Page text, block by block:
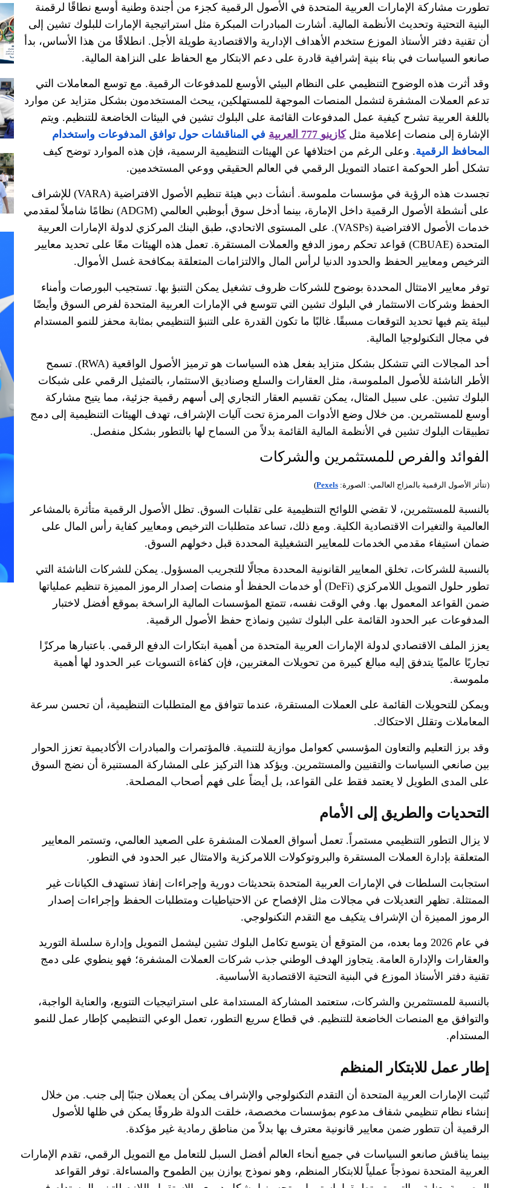
تطورت مشاركة الإمارات العربية المتحدة في الأصول الرقمية كجزء من أجندة وطنية أوسع نطاقًا لرقمنة
البنية التحتية وتحديث الأنظمة المالية. أشارت المبادرات المبكرة مثل استراتيجية الإمارات للبلوك تشين إلى
أن تقنية دفتر الأستاذ الموزع ستخدم الأهداف الإدارية والاقتصادية طويلة الأجل. انطلاقًا من هذا الأساس، بدأ
صانعو السياسات في بناء بنية إشرافية قادرة على دعم الابتكار مع الحفاظ على النزاهة المالية.
وقد أثرت هذه الوضوح التنظيمي على النظام البيئي الأوسع للمدفوعات الرقمية. مع توسع المعاملات التي
تدعم العملات المشفرة لتشمل المنصات الموجهة للمستهلكين، يبحث المستخدمون بشكل متزايد عن موارد
باللغة العربية تشرح كيفية عمل المدفوعات القائمة على البلوك تشين في البيئات الخاضعة للتنظيم. ويتم
الإشارة إلى منصات إعلامية مثلكازينو 777 العربية في المناقشات حول توافق المدفوعات واستخدام
المحافظ الرقمية. وعلى الرغم من اختلافها عن الهيئات التنظيمية الرسمية، فإن هذه الموارد توضح كيف
تشكل أطر الحوكمة اعتماد التمويل الرقمي في العالم الحقيقي ووعي المستخدمين.
تجسدت هذه الرؤية في مؤسسات ملموسة. أنشأت دبي هيئة تنظيم الأصول الافتراضية (VARA)
للإشراف
على أنشطة الأصول الرقمية داخل الإمارة، بينما أدخل سوق أبوظبي العالمي (ADGM)
نظامًا شاملاً لمقدمي
خدمات الأصول الافتراضية (VASPs).
على المستوى الاتحادي، طبق البنك المركزي لدولة الإمارات العربية
المتحدة (CBUAE) قواعد تحكم رموز الدفع والعملات المستقرة. تعمل هذه الهيئات معًا على تحديد معايير
الترخيص ومعايير الحفظ والحدود الدنيا لرأس المال والالتزامات المتعلقة بمكافحة غسل الأموال.
توفر معايير الامتثال المحددة بوضوح للشركات ظروف تشغيل يمكن التنبؤ بها. تستجيب البورصات وأمناء
الحفظ وشركات الاستثمار في البلوك تشين التي تتوسع في الإمارات العربية المتحدة لفرص السوق وأيضًا
لبيئة يتم فيها تحديد التوقعات مسبقًا. غالبًا ما تكون القدرة على التنبؤ التنظيمي بمثابة محفز للنمو المستدام
في مجال التكنولوجيا المالية.
أحد المجالات التي تتشكل بشكل متزايد بفعل هذه السياسات هو ترميز الأصول الواقعية (RWA).
تسمح
الأطر الناشئة للأصول الملموسة، مثل العقارات والسلع وصناديق الاستثمار، بالتمثيل الرقمي على شبكات
البلوك تشين. على سبيل المثال، يمكن تقسيم العقار التجاري إلى أسهم رقمية جزئية، مما يتيح مشاركة
أوسع للمستثمرين. من خلال وضع الأدوات المرمزة تحت آليات الإشراف، تهدف الهيئات التنظيمية إلى دمج
تطبيقات البلوك تشين في الأنظمة المالية القائمة بدلاً من السماح لها بالتطور بشكل منفصل.
الفوائد والفرص للمستثمرين والشركات
(تتأثر الأصول الرقمية بالمزاج العالمي: الصورة:
Pexels
)
بالنسبة للمستثمرين، لا تقضي اللوائح التنظيمية على تقلبات السوق. تظل الأصول الرقمية متأثرة بالمشاعر
العالمية والتغيرات الاقتصادية الكلية. ومع ذلك، تساعد متطلبات الترخيص ومعايير كفاية رأس المال على
ضمان استيفاء مقدمي الخدمات للمعايير التشغيلية المحددة قبل دخولهم السوق.
بالنسبة للشركات، تخلق المعايير القانونية المحددة مجالًا للتجريب المسؤول. يمكن للشركات الناشئة التي
تطور حلول التمويل اللامركزي (DeFi)
أو خدمات الحفظ أو منصات إصدار الرموز المميزة تنظيم عملياتها
ضمن القواعد المعمول بها. وفي الوقت نفسه، تتمتع المؤسسات المالية الراسخة بموقع أفضل لاختبار
المدفوعات عبر الحدود القائمة على البلوك تشين ونماذج حفظ الأصول الرقمية.
يعزز الملف الاقتصادي لدولة الإمارات العربية المتحدة من أهمية ابتكارات الدفع الرقمي. باعتبارها مركزًا
تجاريًا عالميًا يتدفق إليه مبالغ كبيرة من تحويلات المغتربين، فإن كفاءة التسويات عبر الحدود لها أهمية
ملموسة.
ويمكن للتحويلات القائمة على العملات المستقرة، عندما تتوافق مع المتطلبات التنظيمية، أن تحسن سرعة
المعاملات وتقلل الاحتكاك.
وقد برز التعليم والتعاون المؤسسي كعوامل موازية للتنمية. فالمؤتمرات والمبادرات الأكاديمية تعزز الحوار
بين صانعي السياسات والتقنيين والمستثمرين. ويؤكد هذا التركيز على المشاركة المستنيرة أن نضج السوق
على المدى الطويل لا يعتمد فقط على القواعد، بل أيضاً على فهم أصحاب المصلحة.
التحديات والطريق إلى الأمام
لا يزال التطور التنظيمي مستمراً . تعمل أسواق العملات المشفرة على الصعيد العالمي، وتستمر المعايير
المتعلقة بإدارة العملات المستقرة والبروتوكولات اللامركزية والامتثال عبر الحدود في التطور .
استجابت السلطات في الإمارات العربية المتحدة بتحديثات دورية وإجراءات إنفاذ تستهدف الكيانات غير
الممتثلة. تظهر التعديلات في مجالات مثل الإفصاح عن الاحتياطيات ومتطلبات الحفظ وإجراءات إصدار
الرموز المميزة أن الإشراف يتكيف مع التقدم التكنولوجي.
في عام 2026 وما بعده، من المتوقع أن يتوسع تكامل البلوك تشين ليشمل التمويل وإدارة سلسلة التوريد
والعقارات والإدارة العامة. يتجاوز الهدف الوطني جذب شركات العملات المشفرة؛ فهو ينطوي على دمج
تقنية دفتر الأستاذ الموزع في البنية التحتية الاقتصادية الأساسية.
بالنسبة للمستثمرين والشركات، ستعتمد المشاركة المستدامة على استراتيجيات التنويع، والعناية الواجبة،
والتوافق مع المنصات الخاضعة للتنظيم. في قطاع سريع التطور، تعمل الوعي التنظيمي كإطار عمل للنمو
المستدام.
إطار عمل للابتكار المنظم
تُثبت الإمارات العربية المتحدة أن التقدم التكنولوجي والإشراف يمكن أن يعملان جنبًا إلى جنب. من خلال
إنشاء نظام تنظيمي شفاف مدعوم بمؤسسات مخصصة، خلقت الدولة ظروفًا يمكن في ظلها للأصول
الرقمية أن تتطور ضمن معايير قانونية معترف بها بدلاً من مناطق رمادية غير مؤكدة.
بينما يناقش صانعو السياسات في جميع أنحاء العالم أفضل السبل للتعامل مع التمويل الرقمي، تقدم الإمارات
العربية المتحدة نموذجاً عملياً للابتكار المنظم، وهو نموذج يوازن بين الطموح والمساءلة. توفر القواعد